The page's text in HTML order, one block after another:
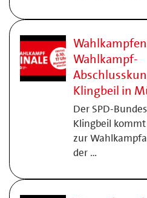
Wahlkampf-
Klingbeil in
Der SPD-
Klingbeil
zur
der …